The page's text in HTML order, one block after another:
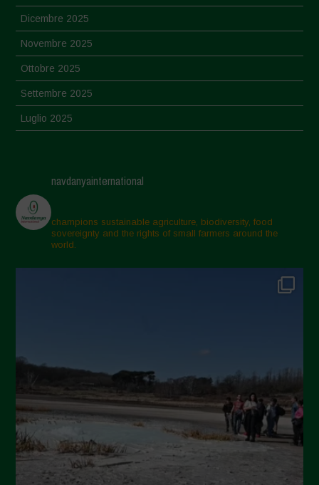
Dicembre 2025
Novembre 2025
Ottobre 2025
Settembre 2025
Luglio 2025
Aprile 2025
Marzo 2025
Febbraio 2025
Gennaio 2025
Settembre 2024
Luglio 2024
Maggio 2024
Aprile 2024
Marzo 2024
navdanyainternational
champions sustainable agriculture, biodiversity, food
sovereignty and the rights of small farmers around the
world.